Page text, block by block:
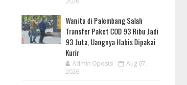
Wanita di Palembang Salah
Transfer Paket COD 93 Ribu Jadi
93 Juta, Uangnya Habis Dipakai
Kurir
Admin Oposisi
Aug 07,
2026